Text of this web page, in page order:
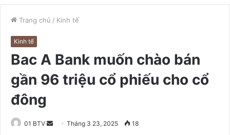
Trang chủ / Kinh tế
Kinh tế
Bac A Bank muốn chào bán
gần 96 triệu cổ phiếu cho cổ
đông
01 BTV Tháng 3 23, 2025 18